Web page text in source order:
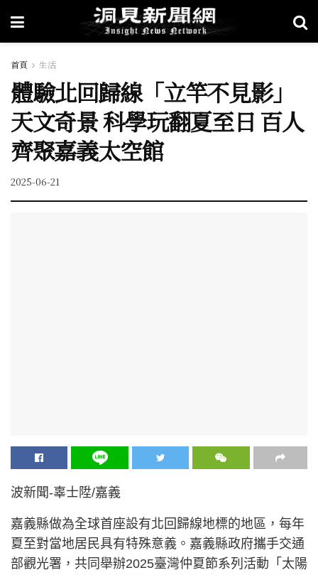
首頁 生活
體驗北回歸線「立竿不見影」
天文奇景 科學玩翻夏至日 百人
齊聚嘉義太空館
2025-06-21
波新聞-辜士陞/嘉義
嘉義縣做為全球首座設有北回歸線地標的地區，每年
夏至對當地居民具有特殊意義。嘉義縣政府攜手交通
部觀光署，共同舉辦2025臺灣仲夏節系列活動「太陽